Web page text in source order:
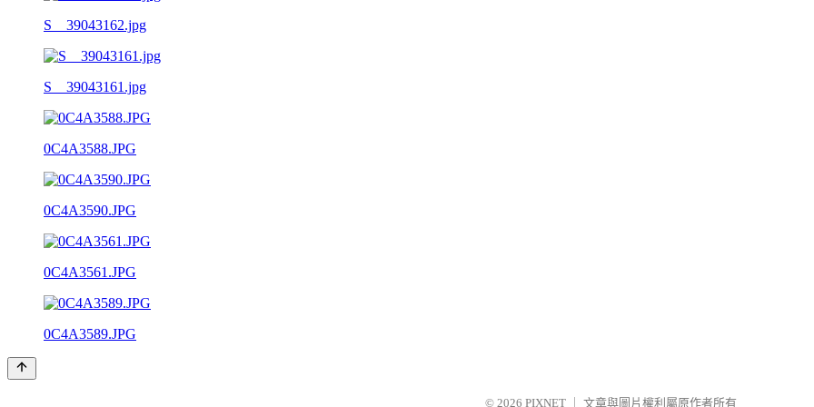
S__39043162.jpg
S__39043161.jpg
0C4A3588.JPG
0C4A3590.JPG
0C4A3561.JPG
0C4A3589.JPG
© 2026 PIXNET 文章與圖片權利屬原作者所有